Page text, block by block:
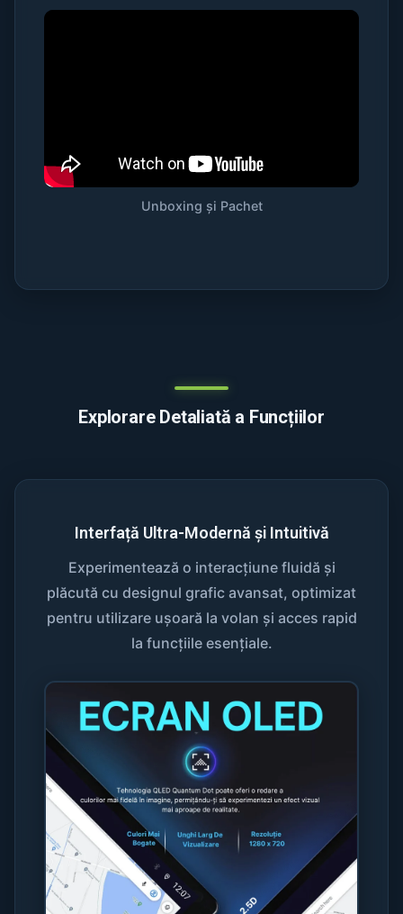
Unboxing și Pachet
Explorare Detaliată a Funcțiilor
Interfață Ultra-Modernă și Intuitivă
Experimentează o interacțiune fluidă și
plăcută cu designul grafic avansat, optimizat
pentru utilizare ușoară la volan și acces rapid
la funcțiile esențiale.